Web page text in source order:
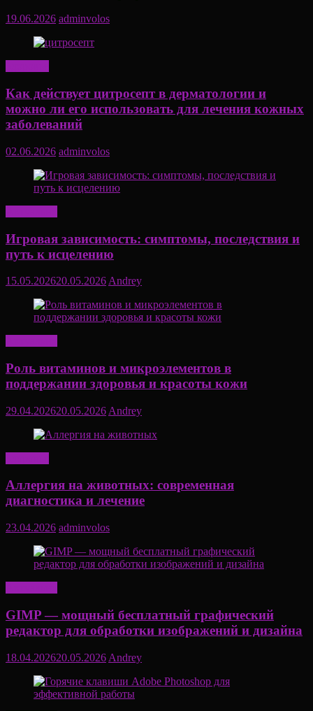
19.06.2026 adminvolos
Как действует цитросепт в дерматологии и
можно ли его использовать для лечения кожных
заболеваний
02.06.2026 adminvolos
Игровая зависимость: симптомы, последствия и
путь к исцелению
15.05.202620.05.2026 Andrey
Роль витаминов и микроэлементов в
поддержании здоровья и красоты кожи
29.04.202620.05.2026 Andrey
Аллергия на животных: современная
диагностика и лечение
23.04.2026 adminvolos
GIMP — мощный бесплатный графический
редактор для обработки изображений и дизайна
18.04.202620.05.2026 Andrey